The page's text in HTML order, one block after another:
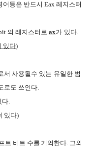
어등은 반드시 Eax레지스터
의 레지스터로 ax가 있다.
있다)
서 사용될수 있는 유일한 범
로도 쓰인다.
다.
있다)
트 비트 수를 기억한다. 그외